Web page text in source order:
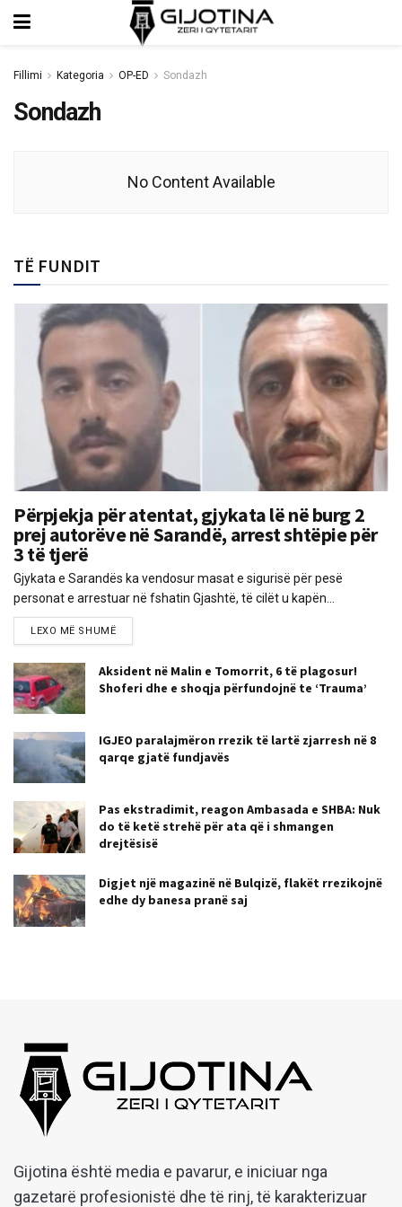
Fillimi Kategoria OP-ED Sondazh
Sondazh
No Content Available
TË FUNDIT
Përpjekja për atentat, gjykata lë në burg 2
prej autorëve në Sarandë, arrest shtëpie për
3 të tjerë
Gjykata e Sarandës ka vendosur masat e sigurisë për pesë
personat e arrestuar në fshatin Gjashtë, të cilët u kapën...
LEXO MË SHUMË
Aksident në Malin e Tomorrit, 6 të plagosur!
Shoferi dhe e shoqja përfundojnë te ‘Trauma’
IGJEO paralajmëron rrezik të lartë zjarresh në 8
qarqe gjatë fundjavës
Pas ekstradimit, reagon Ambasada e SHBA: Nuk
do të ketë strehë për ata që i shmangen
drejtësisë
Digjet një magazinë në Bulqizë, flakët rrezikojnë
edhe dy banesa pranë saj
Gijotina është media e pavarur, e iniciuar nga
gazetarë profesionistë dhe të rinj, të karakterizuar